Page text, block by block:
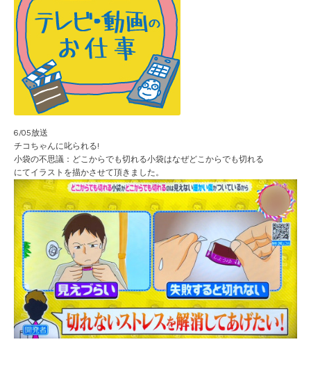
6/05放送
チコちゃんに叱られる!
小袋の不思議：どこからでも切れる小袋はなぜどこからでも切れる
にてイラストを描かさせて頂きました。